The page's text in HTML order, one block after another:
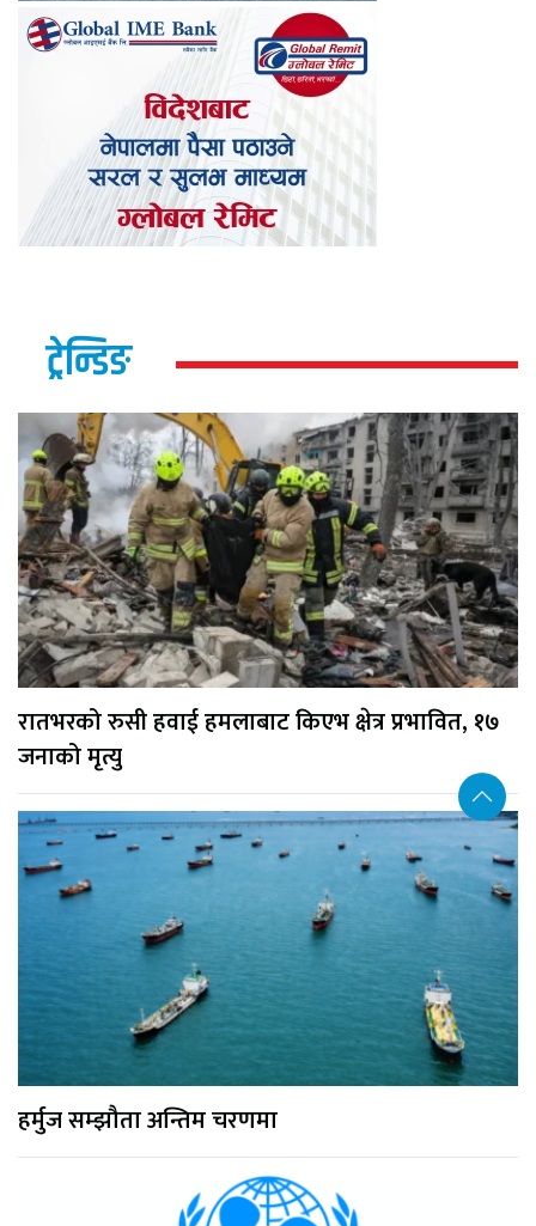
ट्रेन्डिङ
रातभरको रुसी हवाई हमलाबाट किएभ क्षेत्र प्रभावित, १७
जनाको मृत्यु
हर्मुज सम्झौता अन्तिम चरणमा